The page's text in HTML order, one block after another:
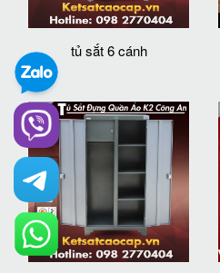
tủ sắt 6 cánh